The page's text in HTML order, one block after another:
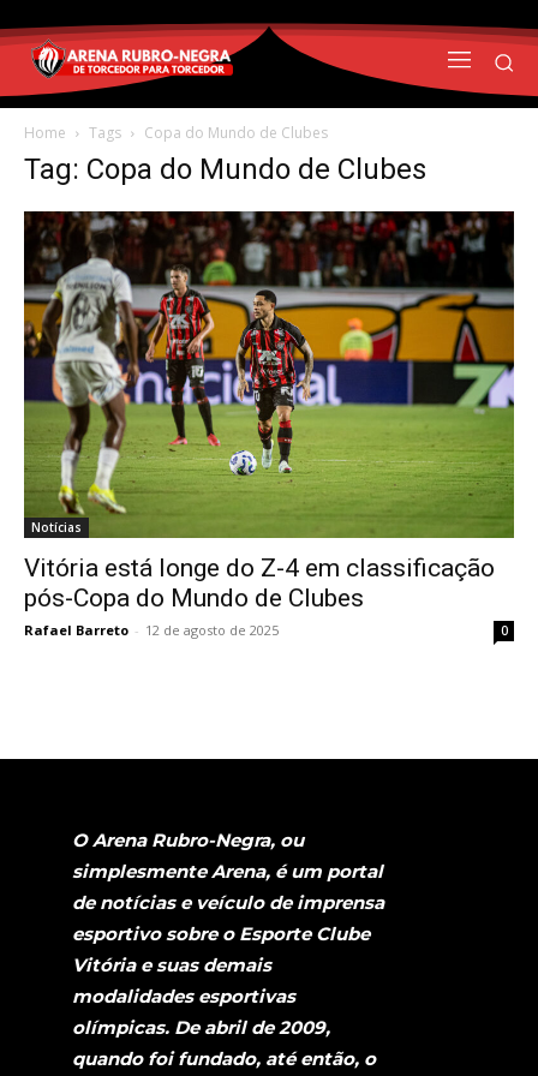
Home Tags Copa do Mundo de Clubes
Tag: Copa do Mundo de Clubes
Notícias
Vitória está longe do Z-4 em classificação
pós-Copa do Mundo de Clubes
Rafael Barreto - 12 de agosto de 2025 0
O Arena Rubro-Negra, ou
simplesmente Arena, é um portal
de notícias e veículo de imprensa
esportivo sobre o Esporte Clube
Vitória e suas demais
modalidades esportivas
olímpicas. De abril de 2009,
quando foi fundado, até então, o